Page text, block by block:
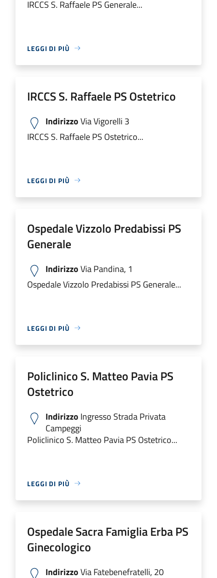
IRCCS S. Raffaele PS Generale...
LEGGI DI PIÙ
IRCCS S. Raffaele PS Ostetrico
IndirizzoVia Vigorelli 3
IRCCS S. Raffaele PS Ostetrico...
LEGGI DI PIÙ
Ospedale Vizzolo Predabissi PS
Generale
IndirizzoVia Pandina, 1
Ospedale Vizzolo Predabissi PS Generale...
LEGGI DI PIÙ
Policlinico S. Matteo Pavia PS
Ostetrico
Indirizzo Ingresso Strada Privata
Campeggi
Policlinico S. Matteo Pavia PS Ostetrico...
LEGGI DI PIÙ
Ospedale Sacra Famiglia Erba PS
Ginecologico
IndirizzoVia Fatebenefratelli, 20